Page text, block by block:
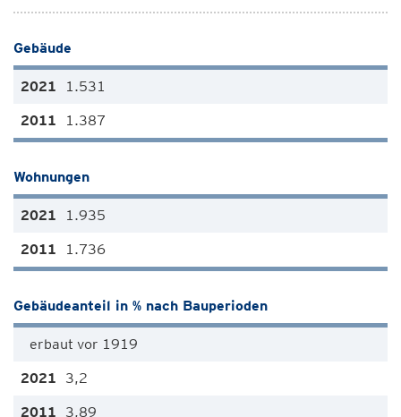
Gebäude
1.531
1.387
Wohnungen
1.935
1.736
Gebäudeanteil in % nach Bauperioden
erbaut vor 1919
3,2
3,89